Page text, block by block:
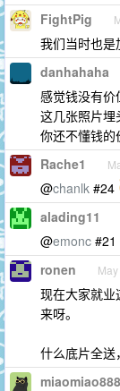
FightPig
我们当时也
danhahaha
感觉钱没有价
这几张照片埋
你还不懂钱的
Rache1
@chanlk #24
alading11
@emonc #21
ronen
现在大家就
来呀。
什么底片全送
miaomiao888